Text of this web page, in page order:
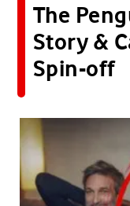
The
Story &
Spin-off